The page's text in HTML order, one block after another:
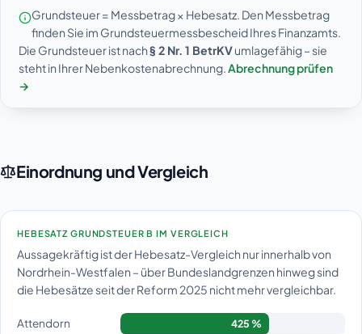
Grundsteuer = Messbetrag × Hebesatz. Den Messbetrag
finden Sie im Grundsteuermessbescheid Ihres Finanzamts.
Die Grundsteuer ist nach§ 2 Nr. 1 BetrKVumlagefähig – sie
steht in Ihrer Nebenkostenabrechnung.Abrechnung prüfen
→
Einordnung und Vergleich
HEBESATZ GRUNDSTEUER B IM VERGLEICH
Aussagekräftig ist der Hebesatz-Vergleich nur innerhalb von
Nordrhein-Westfalen – über Bundeslandgrenzen hinweg sind
die Hebesätze seit der Reform 2025 nicht mehr vergleichbar.
Attendorn 425 %